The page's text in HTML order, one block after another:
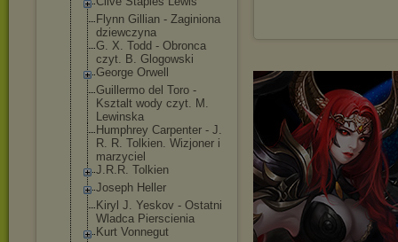
Flynn Gillian - Zaginiona
dziewczyna
G. X. Todd - Obronca
czyt. B. Glogowski
George Orwell
Guillermo del Toro -
Ksztalt wody czyt. M.
Lewinska
Humphrey Carpenter - J.
R. R. Tolkien. Wizjoner i
marzyciel
J.R.R. Tolkien
Joseph Heller
Kiryl J. Yeskov - Ostatni
Wladca Pierscienia
Kurt Vonnegut